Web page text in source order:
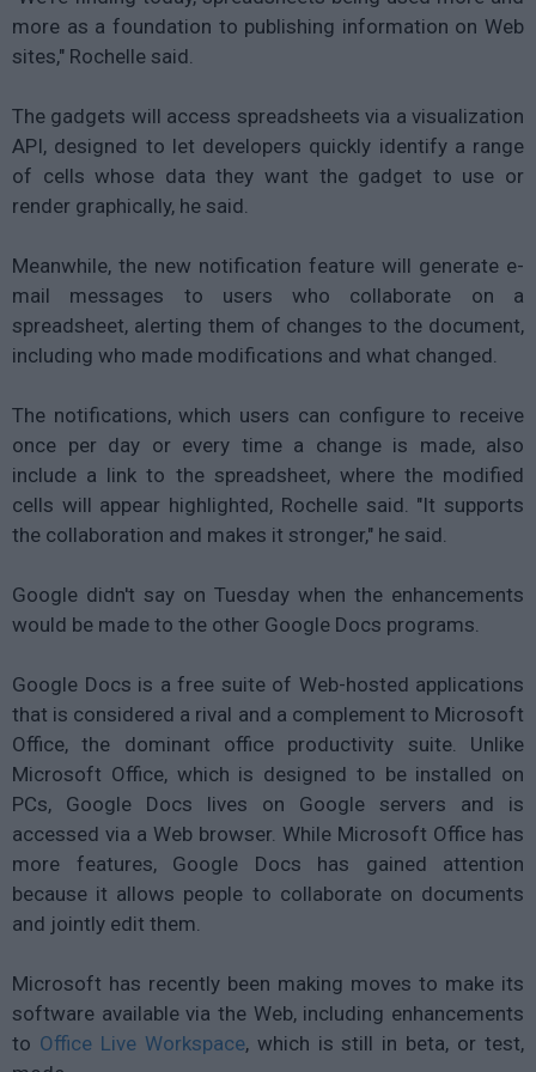
more as a foundation to publishing information on Web
sites," Rochelle said.
The gadgets will access spreadsheets via a visualization
API, designed to let developers quickly identify a range
of cells whose data they want the gadget to use or
render graphically, he said.
Meanwhile, the new notification feature will generate e-
mail messages to users who collaborate on a
spreadsheet, alerting them of changes to the document,
including who made modifications and what changed.
The notifications, which users can configure to receive
once per day or every time a change is made, also
include a link to the spreadsheet, where the modified
cells will appear highlighted, Rochelle said. "It supports
the collaboration and makes it stronger," he said.
Google didn't say on Tuesday when the enhancements
would be made to the other Google Docs programs.
Google Docs is a free suite of Web-hosted applications
that is considered a rival and a complement to Microsoft
Office, the dominant office productivity suite. Unlike
Microsoft Office, which is designed to be installed on
PCs, Google Docs lives on Google servers and is
accessed via a Web browser. While Microsoft Office has
more features, Google Docs has gained attention
because it allows people to collaborate on documents
and jointly edit them.
Microsoft has recently been making moves to make its
software available via the Web, including enhancements
to Office Live Workspace, which is still in beta, or test,